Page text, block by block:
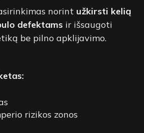
norint užkirsti kelią
defektams ir išsaugoti
be pilno apklijavimo.
rizikos zonos